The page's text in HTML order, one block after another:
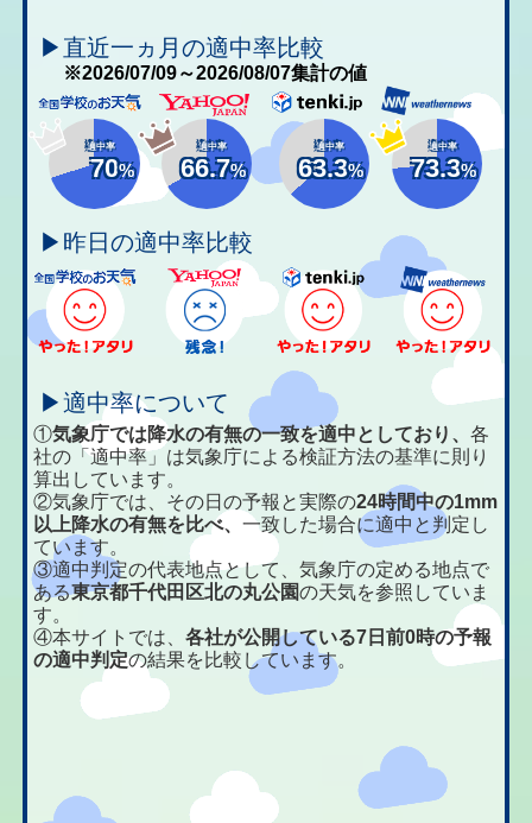
▶直近一ヵ月の適中率比較
※2026/07/09～2026/08/07集計の値
適中率
70%
適中率
66.7%
適中率
63.3%
適中率
73.3%
▶昨日の適中率比較
▶適中率について
①気象庁では降水の有無の一致を適中としており、各
社の「適中率」は気象庁による検証方法の基準に則り
算出しています。
②気象庁では、その日の予報と実際の24時間中の1mm
以上降水の有無を比べ、一致した場合に適中と判定し
ています。
③適中判定の代表地点として、気象庁の定める地点で
ある東京都千代田区北の丸公園の天気を参照していま
す。
④本サイトでは、各社が公開している7日前0時の予報
の適中判定の結果を比較しています。